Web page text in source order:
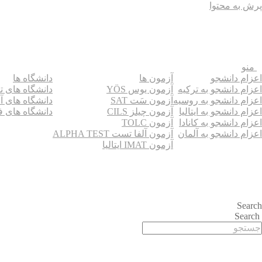
پرش به محتوا
منو
اعزام دانشجو
اعزام دانشجو به ترکیه
اعزام دانشجو به روسیه
اعزام دانشجو به ایتالیا
اعزام دانشجو به کانادا
اعزام دانشجو به آلمان
آزمون ها
آزمون یوس YÖS
آزمون سَت SAT
آزمون چیلز CILS‌
آزمون TOLC
آزمون آلفا تست ALPHA TEST
آزمون IMAT ایتالیا
دانشگاه ها
دانشگاه های
دانشگاه های
دانشگاه های
Search
Search